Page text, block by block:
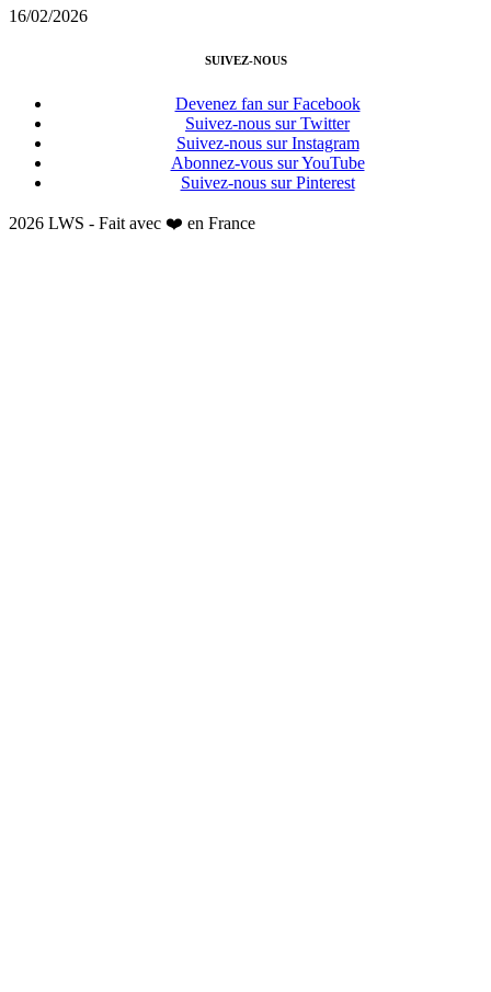
16/02/2026
SUIVEZ-NOUS
Devenez fan sur Facebook
Suivez-nous sur Twitter
Suivez-nous sur Instagram
Abonnez-vous sur YouTube
Suivez-nous sur Pinterest
2026 LWS - Fait avec ❤️ en France